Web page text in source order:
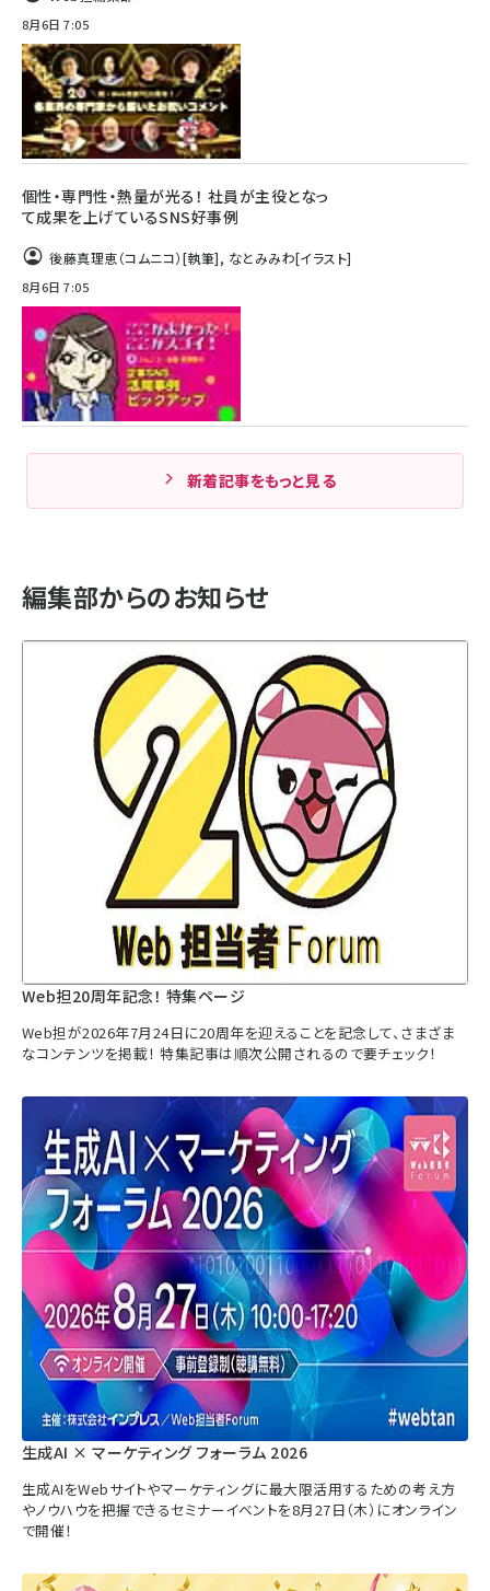
8月6日 7:05
個性・専門性・熱量が光る！ 社員が主役となっ
て成果を上げているSNS好事例
後藤真理恵（コムニコ）[執筆], なとみみわ[イラスト]
8月6日 7:05
新着記事をもっと見る
編集部からのお知らせ
Web担20周年記念！ 特集ページ
Web担が2026年7月24日に20周年を迎えることを記念して、さまざま
なコンテンツを掲載！ 特集記事は順次公開されるので要チェック！
生成AI × マーケティング フォーラム 2026
生成AIをWebサイトやマーケティングに最大限活用するための考え方
やノウハウを把握できるセミナーイベントを8月27日（木）にオンライン
で開催！